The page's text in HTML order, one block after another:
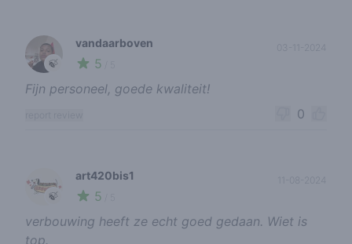
🍃
vandaarboven
5
03-11-2024
Fijn personeel, goede kwaliteit!
0
🍃
art420bis1
5
verbouwing heeft ze echt goed gedaan. Wiet is
top.